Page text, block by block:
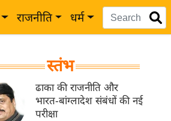
राजनीति धर्म
स्तंभ
ढाका की राजनीति और
भारत-बांग्लादेश संबंधों की नई
परीक्षा